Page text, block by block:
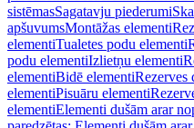
sistēmasSagatavju piederumi
apšuvumsMontāžas elementi
elementiTualetes podu elementi
podu elementiIzlietņu elementi
elementiBidē elementiRezerves
elementiPisuāru elementi
elementiElementi dušām arar